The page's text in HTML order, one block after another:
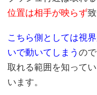
位置は相手が映らず
こちら側としては視
いで動いてしまうの
取れる範囲を知って
います。